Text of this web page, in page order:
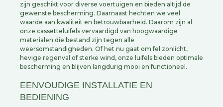
zijn geschikt voor diverse voertuigen en bieden altijd de
gewenste bescherming. Daarnaast hechten we veel
waarde aan kwaliteit en betrouwbaarheid. Daarom zijn al
onze cassetteluifels vervaardigd van hoogwaardige
materialen die bestand zijn tegen alle
weersomstandigheden. Of het nu gaat om fel zonlicht,
hevige regenval of sterke wind, onze luifels bieden optimale
bescherming en blijven langdurig mooi en functioneel.
EENVOUDIGE INSTALLATIE EN
BEDIENING